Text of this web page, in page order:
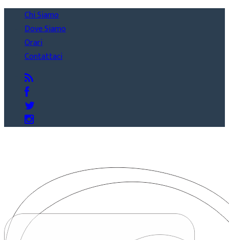
Chi Siamo
Dove Siamo
Orari
Contattaci